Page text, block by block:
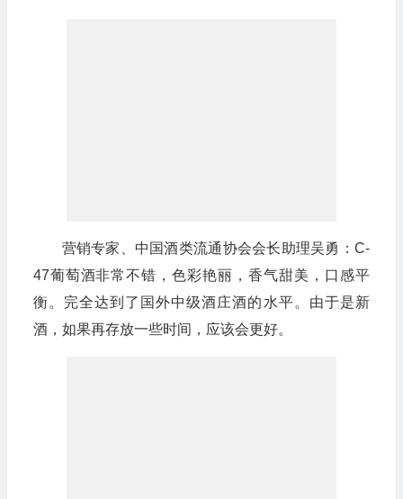
营销专家、中国酒类流通协会会长助理吴勇：C-
47葡萄酒非常不错，色彩艳丽，香气甜美，口感平
衡。完全达到了国外中级酒庄酒的水平。由于是新
酒，如果再存放一些时间，应该会更好。